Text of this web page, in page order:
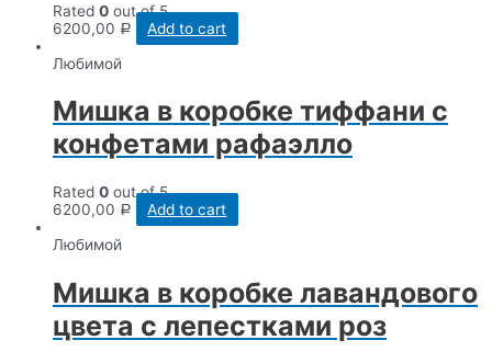
Rated 0 out of 5
6200,00 Р
Add to cart
Любимой
Мишка в коробке тиффани с
конфетами рафаэлло
Rated 0 out of 5
6200,00 Р
Add to cart
Любимой
Мишка в коробке лавандового
цвета с лепестками роз